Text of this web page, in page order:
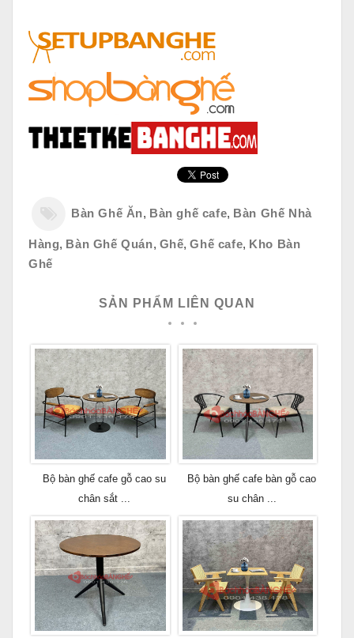
Bàn Ghế Ăn, Bàn ghế cafe, Bàn Ghế Nhà
Hàng, Bàn Ghế Quán, Ghế,Ghế cafe, Kho Bàn
Ghế
SẢN PHẨM LIÊN QUAN
Bộ bàn ghế cafe gỗ cao su
chân sắt ...
Bộ bàn ghế cafe bàn gỗ cao
su chân ...